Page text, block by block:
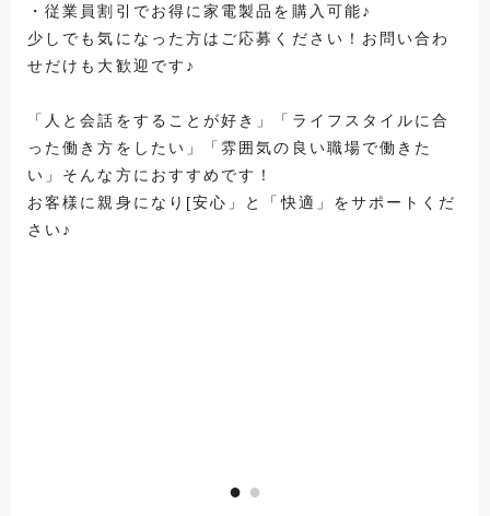
・従業員割引でお得に家電製品を購入可能♪
少しでも気になった方はご応募ください！お問い合わ
せだけも大歓迎です♪
「人と会話をすることが好き」「ライフスタイルに合
った働き方をしたい」「雰囲気の良い職場で働きた
い」そんな方におすすめです！
お客様に親身になり[安心」と「快適」をサポートくだ
さい♪